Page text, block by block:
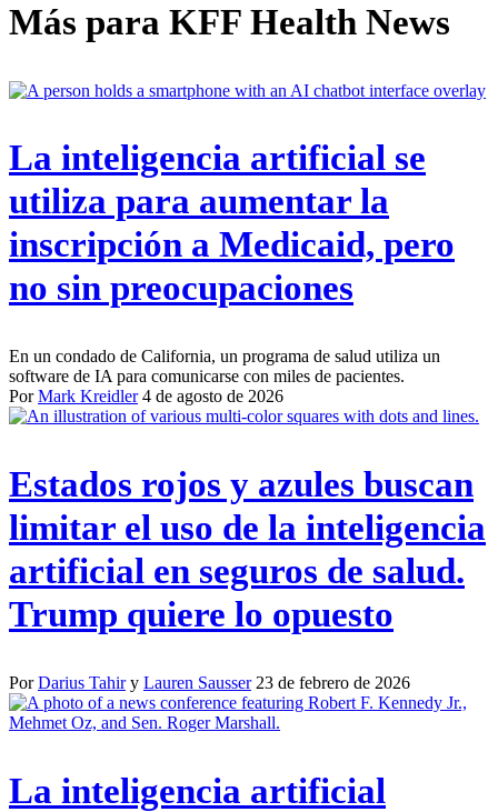
Más para KFF Health News
La inteligencia artificial se
utiliza para aumentar la
inscripción a Medicaid, pero
no sin preocupaciones
En un condado de California, un programa de salud utiliza un
software de IA para comunicarse con miles de pacientes.
PorMark Kreidler 4 de agosto de 2026
Estados rojos y azules buscan
limitar el uso de la inteligencia
artificial en seguros de salud.
Trump quiere lo opuesto
PorDarius Tahiry Lauren Sausser 23 de febrero de 2026
La inteligencia artificial